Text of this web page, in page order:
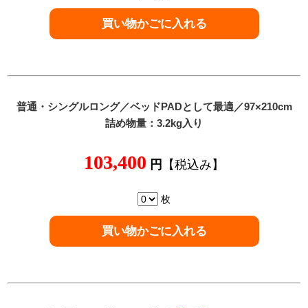
普通 ・シングルロング／ベッドPADとして最適／97×210cm
詰め物量：3.2kg入り
103,400 円 【税込み】
枚